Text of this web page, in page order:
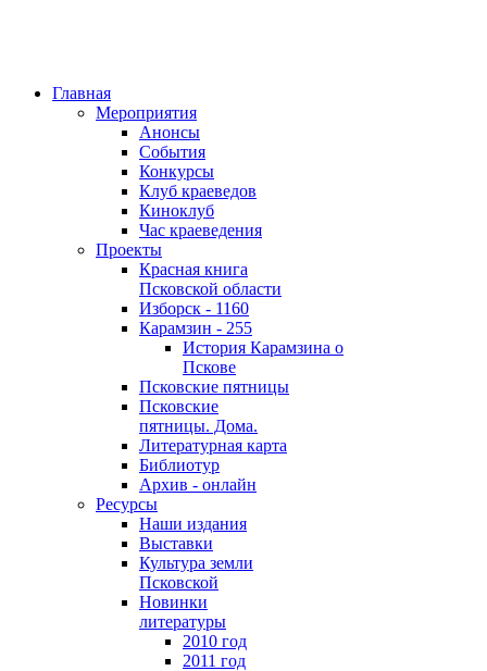
Главная
Мероприятия
Анонсы
События
Конкурсы
Клуб краеведов
Киноклуб
Час краеведения
Проекты
Красная книга
Псковской области
Изборск - 1160
Карамзин - 255
История Карамзина о
Пскове
Псковские пятницы
Псковские
пятницы. Дома.
Литературная карта
Библиотур
Архив - онлайн
Ресурсы
Наши издания
Выставки
Культура земли
Псковской
Новинки
литературы
2010 год
2011 год